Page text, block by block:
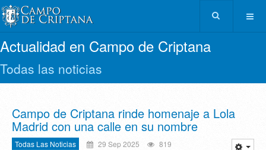
Actualidad en Campo de Criptana
Todas las noticias
Campo de Criptana rinde homenaje a Lola
Madrid con una calle en su nombre
Todas Las Noticias 29 Sep 2025 819